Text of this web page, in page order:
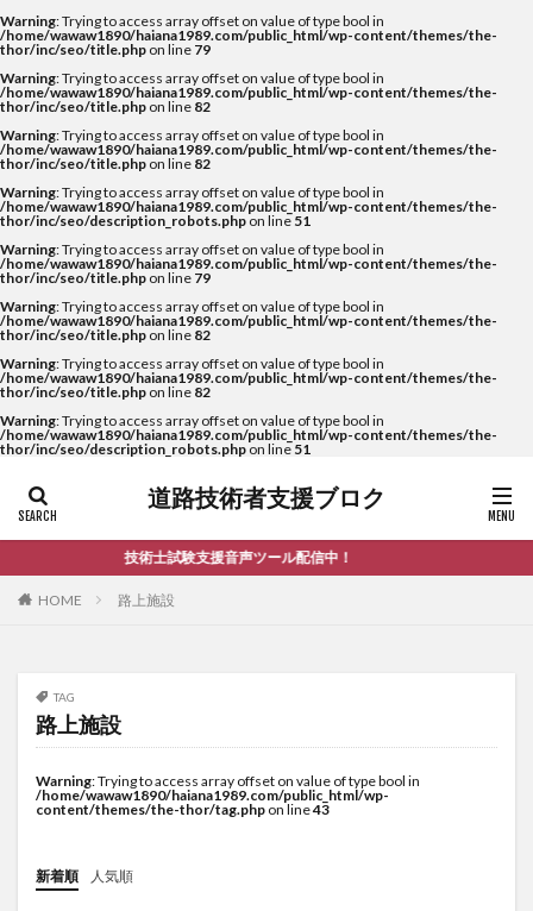
Warning: Trying to access array offset on value of type bool in
/home/wawaw1890/haiana1989.com/public_html/wp-content/themes/the-
thor/inc/seo/title.php on line 79
Warning: Trying to access array offset on value of type bool in
/home/wawaw1890/haiana1989.com/public_html/wp-content/themes/the-
thor/inc/seo/title.php on line 82
Warning: Trying to access array offset on value of type bool in
/home/wawaw1890/haiana1989.com/public_html/wp-content/themes/the-
thor/inc/seo/title.php on line 82
Warning: Trying to access array offset on value of type bool in
/home/wawaw1890/haiana1989.com/public_html/wp-content/themes/the-
thor/inc/seo/description_robots.php on line 51
Warning: Trying to access array offset on value of type bool in
/home/wawaw1890/haiana1989.com/public_html/wp-content/themes/the-
thor/inc/seo/title.php on line 79
Warning: Trying to access array offset on value of type bool in
/home/wawaw1890/haiana1989.com/public_html/wp-content/themes/the-
thor/inc/seo/title.php on line 82
Warning: Trying to access array offset on value of type bool in
/home/wawaw1890/haiana1989.com/public_html/wp-content/themes/the-
thor/inc/seo/title.php on line 82
Warning: Trying to access array offset on value of type bool in
/home/wawaw1890/haiana1989.com/public_html/wp-content/themes/the-
thor/inc/seo/description_robots.php on line 51
道路技術者支援ブロク
技術士試験支援音声ツール配信中！
HOME 路上施設
TAG
路上施設
Warning: Trying to access array offset on value of type bool in
/home/wawaw1890/haiana1989.com/public_html/wp-
content/themes/the-thor/tag.php on line43
新着順 人気順